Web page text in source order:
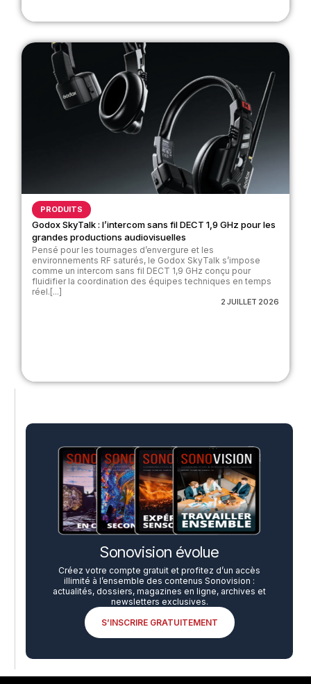
PRODUITS
Godox SkyTalk : l’intercom sans fil DECT 1,9 GHz pour les
grandes productions audiovisuelles
Pensé pour les tournages d’envergure et les
environnements RF saturés, le Godox SkyTalk s’impose
comme un intercom sans fil DECT 1,9 GHz conçu pour
fluidifier la coordination des équipes techniques en temps
réel.[...]
2 JUILLET 2026
Sonovision évolue
Créez votre compte gratuit et profitez d’un accès
illimité à l’ensemble des contenus Sonovision :
actualités, dossiers, magazines en ligne, archives et
newsletters exclusives.
S’INSCRIRE GRATUITEMENT